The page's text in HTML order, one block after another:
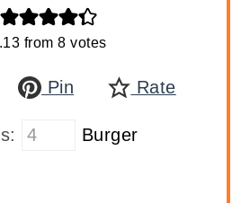
from8 votes
Pin Rate
Burger